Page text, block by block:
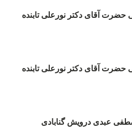
حضرت آقای دکتر نورعلی تابنده
حضرت آقای دکتر نورعلی تابنده
عبدی درویش گنابادی